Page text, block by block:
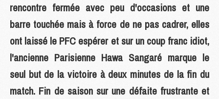
rencontre fermée avec peu d'occasions et une
barre touchée mais à force de ne pas cadrer, elles
ont laissé le PFC espérer et sur un coup franc idiot,
l'ancienne Parisienne Hawa Sangaré marque le
seul but de la victoire à deux minutes de la fin du
match. Fin de saison sur une défaite frustrante et